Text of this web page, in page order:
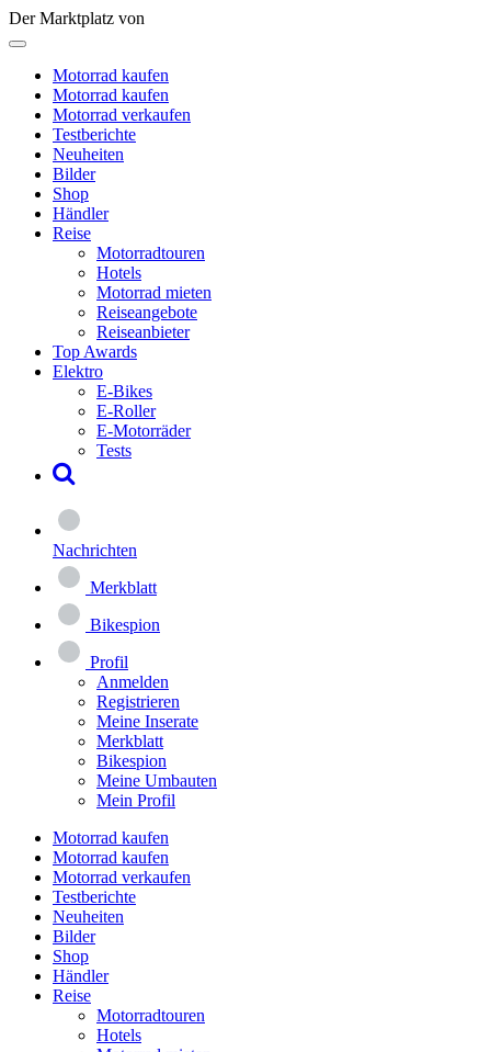
Der Marktplatz von
Motorrad kaufen
Motorrad kaufen
Motorrad verkaufen
Testberichte
Neuheiten
Bilder
Shop
Händler
Reise
Motorradtouren
Hotels
Motorrad mieten
Reiseangebote
Reiseanbieter
Top Awards
Elektro
E-Bikes
E-Roller
E-Motorräder
Tests
Nachrichten
Merkblatt
Bikespion
Profil
Anmelden
Registrieren
Meine Inserate
Merkblatt
Bikespion
Meine Umbauten
Mein Profil
Motorrad kaufen
Motorrad kaufen
Motorrad verkaufen
Testberichte
Neuheiten
Bilder
Shop
Händler
Reise
Motorradtouren
Hotels